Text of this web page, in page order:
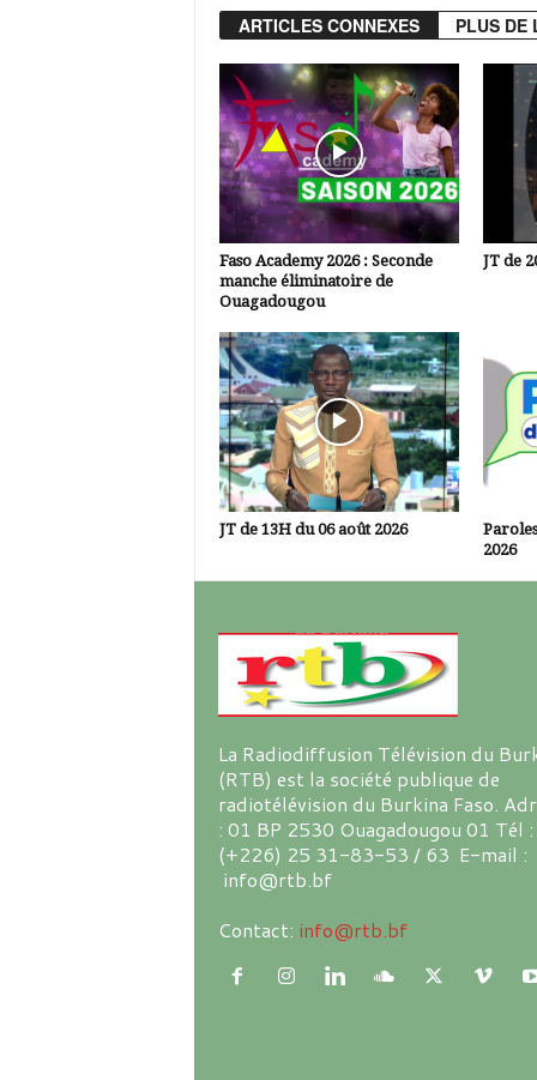
ARTICLES CONNEXES PLUS DE
Faso Academy 2026 : Seconde
manche éliminatoire de
Ouagadougou
JT de
JT de 13H du 06 août 2026
2026
La Radiodiffusion Télévision du
(RTB) est la société publique de
radiotélévision du Burkina Faso.
: 01 BP 2530 Ouagadougou 01 Tél :
(+226) 25 31-83-53 / 63 E-mail :
info@rtb.bf
Contact: info@rtb.bf